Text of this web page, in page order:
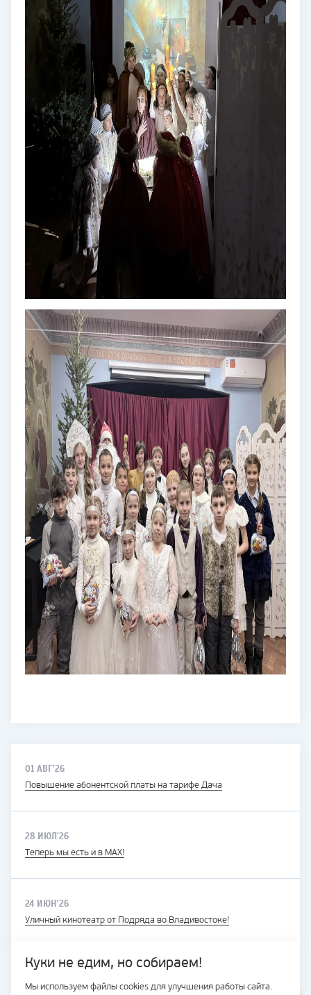
Куки не едим, но собираем!
Мы используем файлы cookies для улучшения работы сайта.
01 АВГ'26
Повышение абонентской платы на тарифе Дача
28 ИЮЛ'26
Теперь мы есть и в MAX!
24 ИЮН'26
Уличный кинотеатр от Подряда во Владивостоке!